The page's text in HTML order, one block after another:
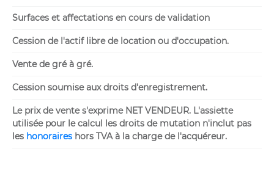
Surfaces et affectations en cours de validation
Cession de l'actif libre de location ou d'occupation.
Vente de gré à gré.
Cession soumise aux droits d'enregistrement.
Le prix de vente s'exprime NET VENDEUR. L'assiette
utilisée pour le calcul les droits de mutation n'inclut pas
les honoraires hors TVA à la charge de l'acquéreur.